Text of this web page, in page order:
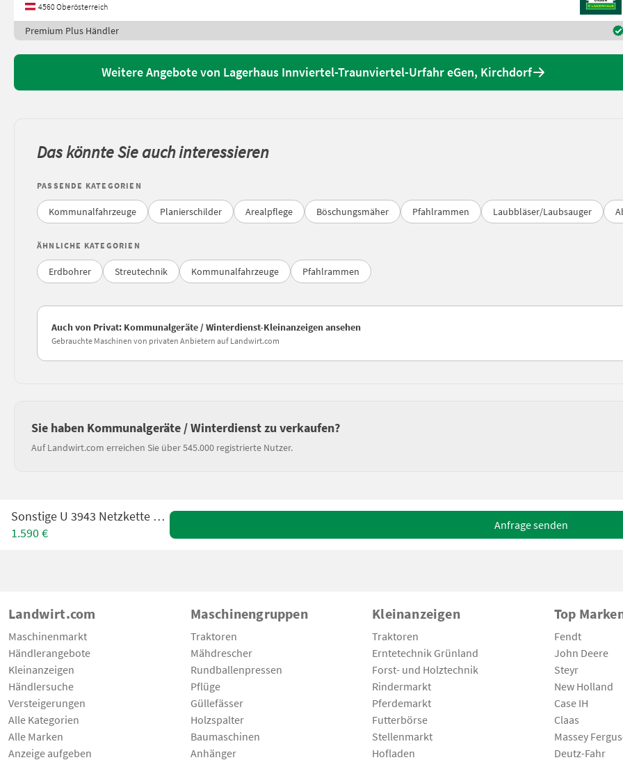
4560 Oberösterreich
Premium Plus Händler
Weitere Angebote von Lagerhaus Innviertel-Traunviertel-Urfahr eGen, Kirchdorf
Das könnte Sie auch interessieren
PASSENDE KATEGORIEN
Kommunalfahrzeuge Planierschilder Arealpflege Böschungsmäher Pfahlrammen Laubbläser/Laubsauger
ÄHNLICHE KATEGORIEN
Erdbohrer Streutechnik Kommunalfahrzeuge Pfahlrammen
Auch von Privat: Kommunalgeräte / Winterdienst-Kleinanzeigen ansehen
Gebrauchte Maschinen von privaten Anbietern auf Landwirt.com
Sie haben Kommunalgeräte / Winterdienst zu verkaufen?
Auf Landwirt.com erreichen Sie über 545.000 registrierte Nutzer.
Sonstige U 3943 Netzkette 400/70-24
1.590 €
Anfrage senden
Landwirt.com
Maschinenmarkt
Händlerangebote
Kleinanzeigen
Händlersuche
Versteigerungen
Alle Kategorien
Alle Marken
Anzeige aufgeben
Maschinengruppen
Traktoren
Mähdrescher
Rundballenpressen
Pflüge
Güllefässer
Holzspalter
Baumaschinen
Anhänger
Kleinanzeigen
Traktoren
Erntetechnik Grünland
Forst- und Holztechnik
Rindermarkt
Pferdemarkt
Futterbörse
Stellenmarkt
Hofladen
Top
Fendt
John Deere
Steyr
New Holland
Case IH
Claas
Massey
Deutz-Fahr